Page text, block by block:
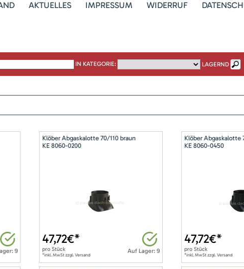
AKTUELLES IMPRESSUM WIDERRUF
IN KATEGORIE: LAGERND
9
Klöber Abgaskalotte 70/110 braun
KE 8060-0200
Auf Lager: 9
47,72€*
pro Stück
*inkl. MwSt zzgl. Versand
Klöber Abgaskalotte
KE 8060-0450
47,72€*
pro Stück
*inkl. MwSt zzgl. Versand